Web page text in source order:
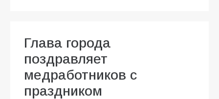
Глава города
поздравляет
медработников с
праздником